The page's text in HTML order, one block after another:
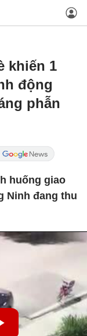
khiến 1
động
phẫn
huống giao
Ninh đang thu